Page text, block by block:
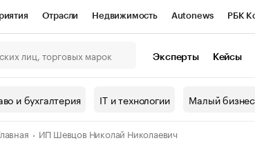
Отрасли Недвижимость Autonews РБК
Проверка контрагентов
валюты
Эксперты Кейсы
и бухгалтерия IT и технологии Малый бизнес
ИП Шевцов Николай Николаевич